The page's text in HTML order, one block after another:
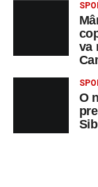
valorile
elevilor.
formativă a
sprijine
oferindu-le nu
contexte de
vocația
va
O